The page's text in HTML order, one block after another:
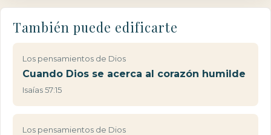
También puede edificarte
Los pensamientos de Dios
Cuando Dios se acerca al corazón humilde
Isaías 57:15
Los pensamientos de Dios